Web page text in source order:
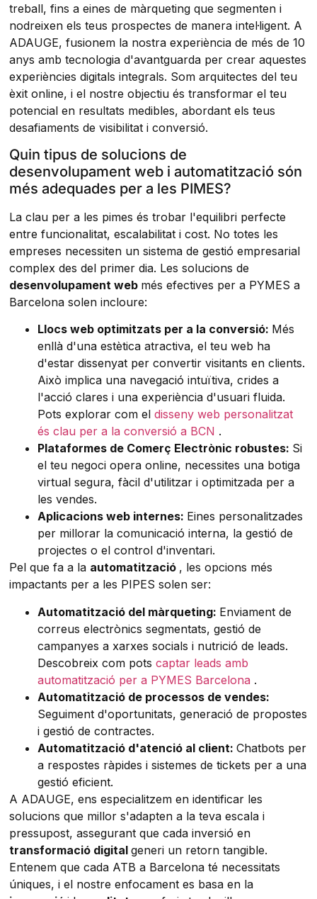
treball, fins a eines de màrqueting que segmenten i
nodreixen els teus prospectes de manera intel·ligent. A
ADAUGE, fusionem la nostra experiència de més de 10
anys amb tecnologia d'avantguarda per crear aquestes
experiències digitals integrals. Som arquitectes del teu
èxit online, i el nostre objectiu és transformar el teu
potencial en resultats medibles, abordant els teus
desafiaments de visibilitat i conversió.
Quin tipus de solucions de
desenvolupament web i automatització són
més adequades per a les PIMES?
La clau per a les pimes és trobar l'equilibri perfecte
entre funcionalitat, escalabilitat i cost. No totes les
empreses necessiten un sistema de gestió empresarial
complex des del primer dia. Les solucions de
desenvolupament web més efectives per a PYMES a
Barcelona solen incloure:
Llocs web optimitzats per a la conversió: Més
enllà d'una estètica atractiva, el teu web ha
d'estar dissenyat per convertir visitants en clients.
Això implica una navegació intuïtiva, crides a
l'acció clares i una experiència d'usuari fluida.
Pots explorar com eldisseny web personalitzat
és clau per a la conversió a BCN .
Plataformes de Comerç Electrònic robustes: Si
el teu negoci opera online, necessites una botiga
virtual segura, fàcil d'utilitzar i optimitzada per a
les vendes.
Aplicacions web internes: Eines personalitzades
per millorar la comunicació interna, la gestió de
projectes o el control d'inventari.
Pel que fa a la automatització , les opcions més
impactants per a les PIPES solen ser:
Automatització del màrqueting: Enviament de
correus electrònics segmentats, gestió de
campanyes a xarxes socials i nutrició de leads.
Descobreix com potscaptar leads amb
automatització per a PYMES Barcelona .
Automatització de processos de vendes:
Seguiment d'oportunitats, generació de propostes
i gestió de contractes.
Automatització d'atenció al client:Chatbots per
a respostes ràpides i sistemes de tickets per a una
gestió eficient.
A ADAUGE, ens especialitzem en identificar les
solucions que millor s'adapten a la teva escala i
pressupost, assegurant que cada inversió en
transformació digitalgeneri un retorn tangible.
Entenem que cada ATB a Barcelona té necessitats
úniques, i el nostre enfocament es basa en la